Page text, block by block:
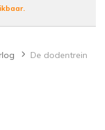
De dodentrein